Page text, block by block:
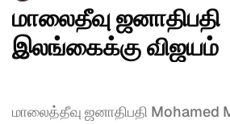
மாலைதீவு ஜனாதிபதி
இலங்கைக்கு விஜயம்
மாலைத்தீவு ஜனாதிபதி Mohamed